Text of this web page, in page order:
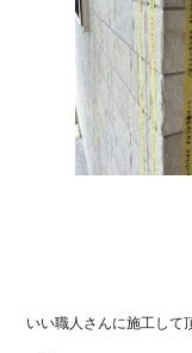
いい職人さんに施工して